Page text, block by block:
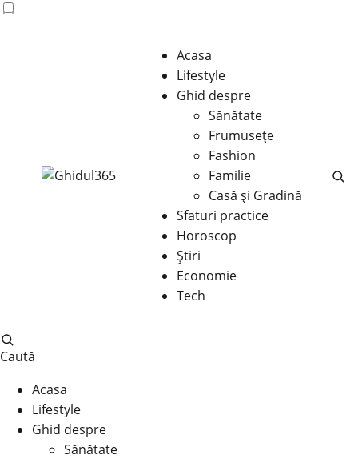
Acasa
Lifestyle
Ghid despre
Sănătate
Frumusețe
Fashion
Familie
Casă şi Gradină
Sfaturi practice
Horoscop
Știri
Economie
Tech
Caută
Acasa
Lifestyle
Ghid despre
Sănătate